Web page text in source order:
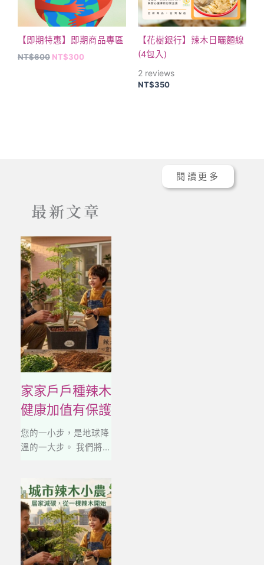
【即期特惠】即期商品專區
NT$600 NT$300
可
在
【花樹銀行】辣木日曬麵線
(4包入)
2 reviews
NT$350
最新文章
家家戶戶種辣木
健康加值有保護
您的一小步，是地球降
溫的一大步。 我們將...
閱讀更多